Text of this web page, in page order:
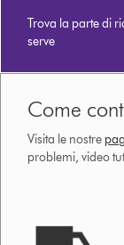
Trova la parte di
serve
Come
Visita le nostre
problemi, video